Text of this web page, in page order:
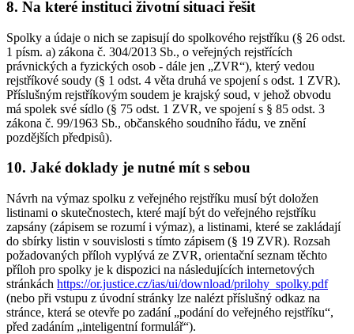
8. Na které instituci životní situaci řešit
Spolky a údaje o nich se zapisují do spolkového rejstříku (§ 26 odst.
1 písm. a) zákona č. 304/2013 Sb., o veřejných rejstřících
právnických a fyzických osob - dále jen „ZVR“), který vedou
rejstříkové soudy (§ 1 odst. 4 věta druhá ve spojení s odst. 1 ZVR).
Příslušným rejstříkovým soudem je krajský soud, v jehož obvodu
má spolek své sídlo (§ 75 odst. 1 ZVR, ve spojení s § 85 odst. 3
zákona č. 99/1963 Sb., občanského soudního řádu, ve znění
pozdějších předpisů).
10. Jaké doklady je nutné mít s sebou
Návrh na výmaz spolku z veřejného rejstříku musí být doložen
listinami o skutečnostech, které mají být do veřejného rejstříku
zapsány (zápisem se rozumí i výmaz), a listinami, které se zakládají
do sbírky listin v souvislosti s tímto zápisem (§ 19 ZVR). Rozsah
požadovaných příloh vyplývá ze ZVR, orientační seznam těchto
příloh pro spolky je k dispozici na následujících internetových
stránkách https://or.justice.cz/ias/ui/download/prilohy_spolky.pdf
(nebo při vstupu z úvodní stránky lze nalézt příslušný odkaz na
stránce, která se otevře po zadání „podání do veřejného rejstříku“,
před zadáním „inteligentní formulář“).